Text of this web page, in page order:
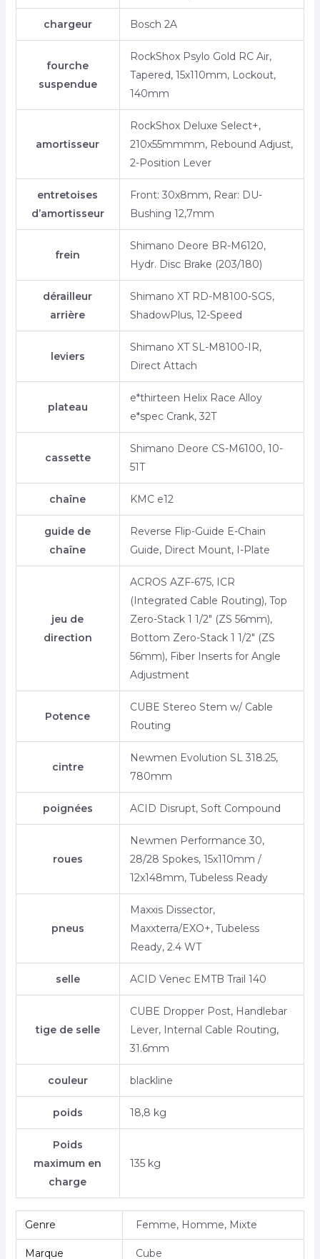
chargeur Bosch 2A
fourche
suspendue
RockShox Psylo Gold RC Air,
Tapered, 15x110mm, Lockout,
140mm
amortisseur
RockShox Deluxe Select+,
210x55mmmm, Rebound Adjust,
2-Position Lever
entretoises
d’amortisseur
Front: 30x8mm, Rear: DU-
Bushing 12,7mm
frein
Shimano Deore BR-M6120,
Hydr. Disc Brake (203/180)
dérailleur
arrière
Shimano XT RD-M8100-SGS,
ShadowPlus, 12-Speed
leviers
Shimano XT SL-M8100-IR,
Direct Attach
plateau
e*thirteen Helix Race Alloy
e*spec Crank, 32T
cassette
Shimano Deore CS-M6100, 10-
51T
chaîne KMC e12
guide de
chaîne
Reverse Flip-Guide E-Chain
Guide, Direct Mount, I-Plate
jeu de
direction
ACROS AZF-675, ICR
(Integrated Cable Routing), Top
Zero-Stack 1 1/2″ (ZS 56mm),
Bottom Zero-Stack 1 1/2″ (ZS
56mm), Fiber Inserts for Angle
Adjustment
Potence
CUBE Stereo Stem w/ Cable
Routing
cintre
Newmen Evolution SL 318.25,
780mm
poignées ACID Disrupt, Soft Compound
roues
Newmen Performance 30,
28/28 Spokes, 15x110mm /
12x148mm, Tubeless Ready
pneus
Maxxis Dissector,
Maxxterra/EXO+, Tubeless
Ready, 2.4 WT
selle ACID Venec EMTB Trail 140
tige de selle
CUBE Dropper Post, Handlebar
Lever, Internal Cable Routing,
31.6mm
couleur blackline
poids 18,8 kg
Poids
maximum en
charge
135 kg
Genre Femme, Homme, Mixte
Marque Cube